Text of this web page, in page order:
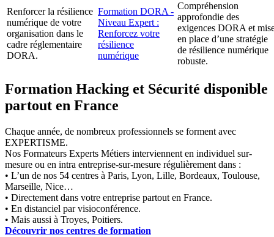
Renforcer la résilience
numérique de votre
organisation dans le
cadre réglementaire
DORA.
Formation DORA -
Niveau Expert :
Renforcez votre
résilience
numérique
Compréhension
approfondie des
exigences DORA et
en place d’une stratégie
de résilience numérique
robuste.
Formation Hacking et Sécurité disponible
partout en France
Chaque année, de nombreux professionnels se forment avec
EXPERTISME.
Nos Formateurs Experts Métiers interviennent en individuel sur-
mesure ou en intra entreprise-sur-mesure régulièrement dans :
• L’un de nos 54 centres à Paris, Lyon, Lille, Bordeaux, Toulouse,
Marseille, Nice…
• Directement dans votre entreprise partout en France.
• En distanciel par visioconférence.
• Mais aussi à Troyes, Poitiers.
Découvrir nos centres de formation